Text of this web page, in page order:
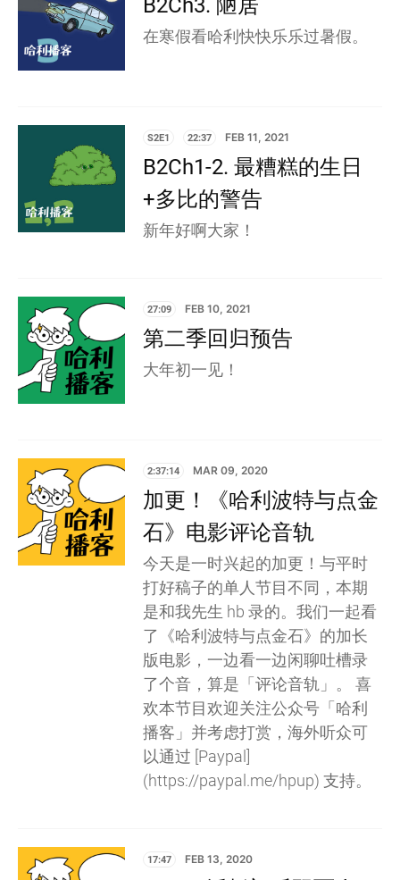
在寒假看哈利快快乐乐过暑假。
S2E1 22:37 FEB 11, 2021
B2Ch1-2. 最糟糕的生日
+多比的警告
新年好啊大家！
27:09 FEB 10, 2021
第二季回归预告
大年初一见！
2:37:14 MAR 09, 2020
加更！《哈利波特与点金
石》电影评论音轨
今天是一时兴起的加更！与平时
打好稿子的单人节目不同，本期
是和我先生 hb 录的。我们一起看
了《哈利波特与点金石》的加长
版电影，一边看一边闲聊吐槽录
了个音，算是「评论音轨」。 喜
欢本节目欢迎关注公众号「哈利
播客」并考虑打赏，海外听众可
以通过 [Paypal]
(https://paypal.me/hpup) 支持。
17:47 FEB 13, 2020